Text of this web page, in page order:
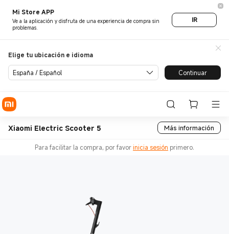
Mi Store APP
Ve a la aplicación y disfruta de una experiencia de compra sin
problemas.
IR
Elige tu ubicación e idioma
España / Español Continuar
Xiaomi Electric Scooter 5 Más información
Para facilitar la compra, por favorinicia sesión primero.